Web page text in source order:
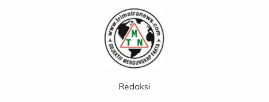
Redaksi